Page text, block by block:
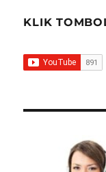
KLIK